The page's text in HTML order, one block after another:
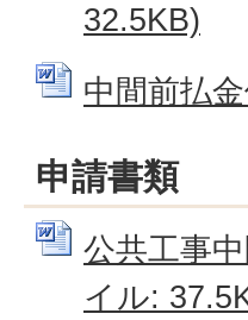
32.5KB)
中間前払
申請書類
公共工事
イル: